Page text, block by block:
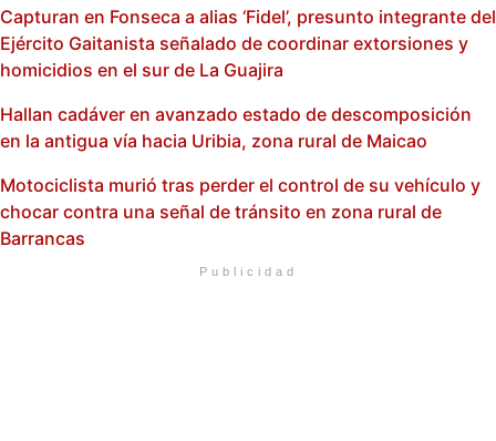
Capturan en Fonseca a alias ‘Fidel’, presunto integrante del
Ejército Gaitanista señalado de coordinar extorsiones y
homicidios en el sur de La Guajira
Hallan cadáver en avanzado estado de descomposición
en la antigua vía hacia Uribia, zona rural de Maicao
Motociclista murió tras perder el control de su vehículo y
chocar contra una señal de tránsito en zona rural de
Barrancas
Publicidad